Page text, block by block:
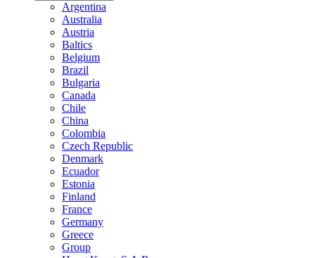
Argentina
Australia
Austria
Baltics
Belgium
Brazil
Bulgaria
Canada
Chile
China
Colombia
Czech Republic
Denmark
Ecuador
Estonia
Finland
France
Germany
Greece
Group